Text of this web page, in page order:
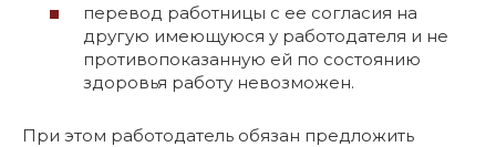
перевод работницы с ее согласия на
другую имеющуюся у работодателя и не
противопоказанную ей по состоянию
здоровья работу невозможен.
При этом работодатель обязан предложить